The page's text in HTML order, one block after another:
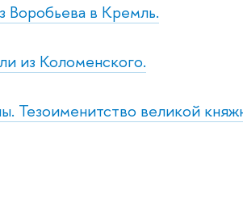
Воробьева в Кремль.
из Коломенского.
Тезоименитство великой